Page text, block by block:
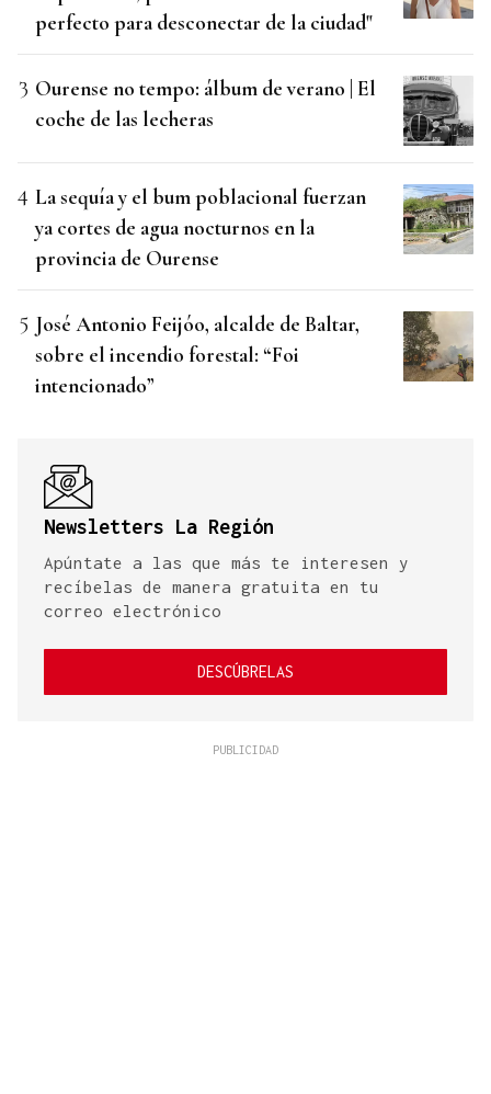
perfecto para desconectar de la ciudad"
Ourense no tempo: álbum de verano | El
coche de las lecheras
La sequía y el bum poblacional fuerzan
ya cortes de agua nocturnos en la
provincia de Ourense
José Antonio Feijóo, alcalde de Baltar,
sobre el incendio forestal: “Foi
intencionado”
Newsletters La Región
Apúntate a las que más te interesen y
recíbelas de manera gratuita en tu
correo electrónico
DESCÚBRELAS